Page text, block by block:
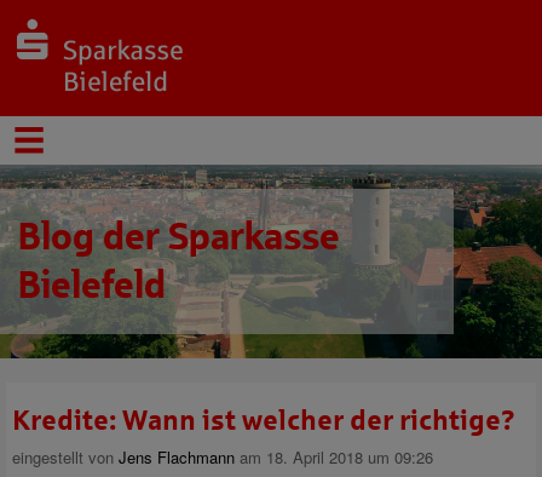
Blog der Sparkasse
Bielefeld
Kredite: Wann ist welcher der richtige?
eingestellt von Jens Flachmann am 18. April 2018 um 09:26